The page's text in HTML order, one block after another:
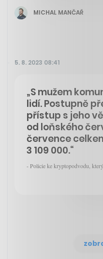
MICHAL MANČAŘ
5. 8. 2023 08:41
„S mužem
lidí. Postupně
přístup s jeho
od loňského
července
3 109 000.“
- Policie ke kryptopodvodu,